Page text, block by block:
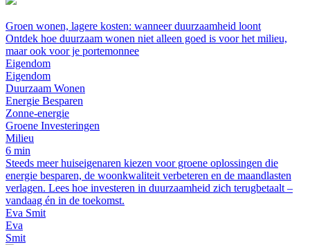
Groen wonen, lagere kosten: wanneer duurzaamheid loont
Ontdek hoe duurzaam wonen niet alleen goed is voor het milieu,
maar ook voor je portemonnee
Eigendom
Eigendom
Duurzaam Wonen
Energie Besparen
Zonne-energie
Groene Investeringen
Milieu
6 min
Steeds meer huiseigenaren kiezen voor groene oplossingen die
energie besparen, de woonkwaliteit verbeteren en de maandlasten
verlagen. Lees hoe investeren in duurzaamheid zich terugbetaalt –
vandaag én in de toekomst.
Eva Smit
Eva
Smit